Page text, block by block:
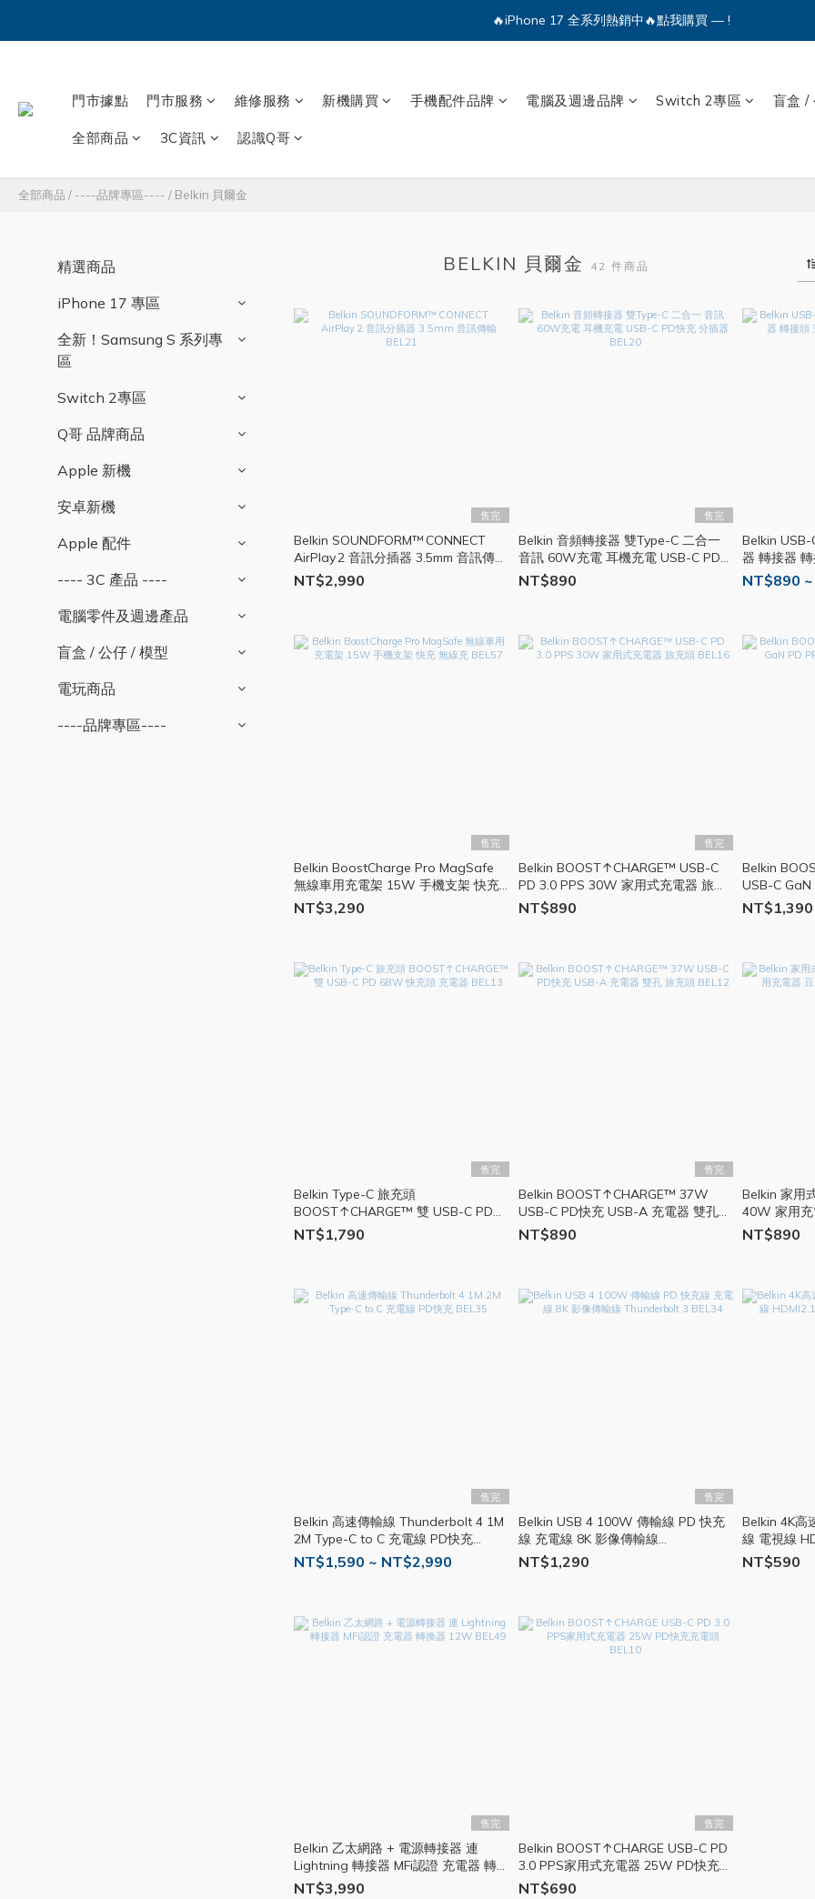
🔥iPhone 17 全系列熱銷中🔥點我購買 — !
🔥iPhone 17 全系列熱銷中🔥點我購買 — !
🔥iPhone 17 全系列熱銷中🔥點我購買 — !
門市據點 門市服務 維修服務 新機購買 手機配件品牌 電腦及週邊品牌 Switch 2專區 盲盒 /
全部商品 3C資訊 認識Q哥
全部商品 / ----品牌專區---- / Belkin 貝爾金
精選商品
iPhone 17 專區
全新！Samsung S 系列專
區
Switch 2專區
Q哥 品牌商品
Apple 新機
安卓新機
Apple 配件
---- 3C 產品 ----
電腦零件及週邊產品
盲盒 / 公仔 / 模型
電玩商品
----品牌專區----
BELKIN 貝爾金 42 件商品
售完
Belkin SOUNDFORM™ CONNECT
AirPlay 2 音訊分插器 3.5mm 音訊傳輸
BEL21
NT$2,990
售完
Belkin 音頻轉接器 雙Type-C 二合一
音訊 60W充電 耳機充電 USB-C PD快
NT$890
Belkin USB-
器 轉接器
NT$890
售完
Belkin BoostCharge Pro MagSafe
無線車用充電架 15W 手機支架 快充
無線充 BEL57
NT$3,290
售完
Belkin BOOST↑CHARGE™ USB-C
PD 3.0 PPS 30W 家用式充電器 旅充
頭 BEL16
NT$890
Belkin
USB-C
充頭 BEL15
NT$1,390
售完
Belkin Type-C 旅充頭
BOOST↑CHARGE™ 雙 USB-C PD
NT$1,790
售完
Belkin BOOST↑CHARGE™ 37W
USB-C PD快充 USB-A 充電器 雙孔
旅充頭 BEL12
NT$890
Belkin 家用
40W 家用
充電頭 雙孔
NT$890
售完
Belkin 高速傳輸線 Thunderbolt 4 1M
2M Type-C to C 充電線 PD快充
BEL35
NT$1,590 ~ NT$2,990
售完
Belkin USB 4 100W 傳輸線 PD 快充
線 充電線 8K 影像傳輸線
NT$1,290
Belkin 4K高
線 電視線
NT$590
售完
Belkin 乙太網路 + 電源轉接器 連
Lightning 轉接器 MFi認證 充電器 轉
換器 12W BEL49
NT$3,990
售完
Belkin BOOST↑CHARGE USB-C PD
3.0 PPS家用式充電器 25W PD快充充
電頭 BEL10
NT$690